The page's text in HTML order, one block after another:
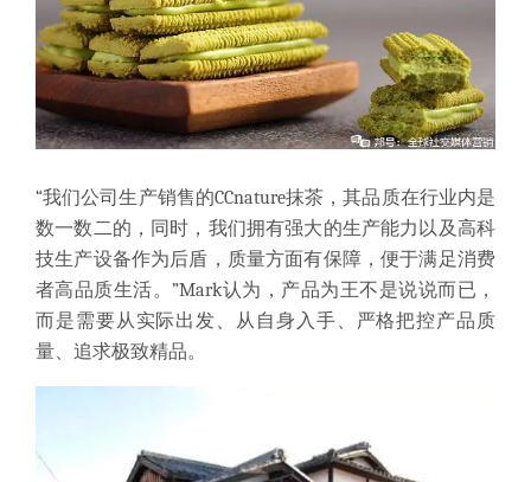
“我们公司生产销售的CCnature抹茶，其品质在行业内是
数一数二的，同时，我们拥有强大的生产能力以及高科
技生产设备作为后盾，质量方面有保障，便于满足消费
者高品质生活。”Mark认为，产品为王不是说说而已，
而是需要从实际出发、从自身入手、严格把控产品质
量、追求极致精品。